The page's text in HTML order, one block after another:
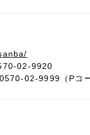
02-9920
02-9999（Pコ